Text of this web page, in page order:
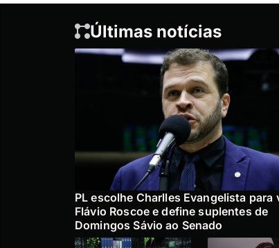
Últimas notícias
PL escolhe Charlles Evangelista para
Flávio Roscoe e define suplentes de
Domingos Sávio ao Senado